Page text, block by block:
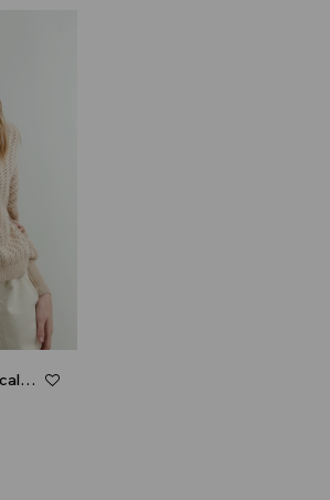
Cardigan escote V calado - Beige